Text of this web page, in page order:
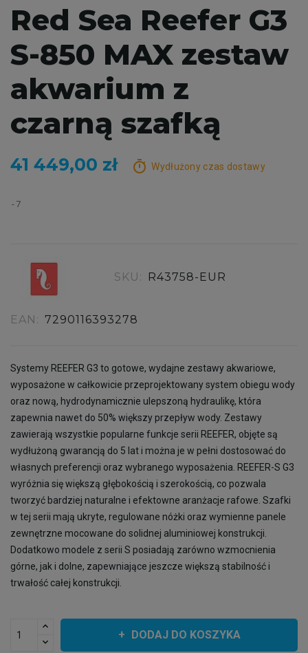
Red Sea Reefer G3
S-850 MAX zestaw
akwarium z
czarną szafką
41 449,00 zł timer Wydłużony czas dostawy
7
SKU: R43758-EUR
EAN: 7290116393278
Systemy REEFER G3 to gotowe, wydajne zestawy akwariowe,
wyposażone w całkowicie przeprojektowany system obiegu wody
oraz nową, hydrodynamicznie ulepszoną hydraulikę, która
zapewnia nawet do 50% większy przepływ wody. Zestawy
zawierają wszystkie popularne funkcje serii REEFER, objęte są
wydłużoną gwarancją do 5 lat i można je w pełni dostosować do
własnych preferencji oraz wybranego wyposażenia. REEFER-S G3
wyróżnia się większą głębokością i szerokością, co pozwala
tworzyć bardziej naturalne i efektowne aranżacje rafowe. Szafki
w tej serii mają ukryte, regulowane nóżki oraz wymienne panele
zewnętrzne mocowane do solidnej aluminiowej konstrukcji.
Dodatkowo modele z serii S posiadają zarówno wzmocnienia
górne, jak i dolne, zapewniające jeszcze większą stabilność i
trwałość całej konstrukcji.
DODAJ DO KOSZYKA